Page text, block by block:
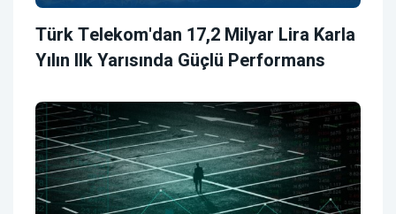
Türk Telekom'dan 17,2 Milyar Lira Karla
Yılın Ilk Yarısında Güçlü Performans